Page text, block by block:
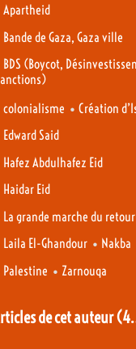
Apartheid
Bande de Gaza, Gaza ville
BDS (Boycot,
colonialisme •Création
Edward Said
Hafez Abdulhafez Eid
Haidar Eid
La grande marche du retour
Laila El-Ghandour • Nakba
Palestine • Zarnouqa
de cet auteur